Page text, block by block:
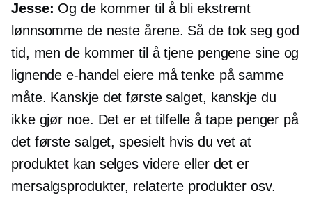
Jesse: Og de kommer til å bli ekstremt
lønnsomme de neste årene. Så de tok seg god
tid, men de kommer til å tjene pengene sine og
lignendee-handel eiere må tenke på samme
måte. Kanskje det første salget, kanskje du
ikke gjør noe. Det er et tilfelle å tape penger på
det første salget, spesielt hvis du vet at
produktet kan selges videre eller det er
mersalgsprodukter, relaterte produkter osv.